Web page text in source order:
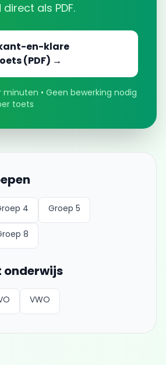
als PDF.
en-klare
(PDF) →
minuten • Geen bewerking nodig
toets
4 Groep 5
8
onderwijs
VWO